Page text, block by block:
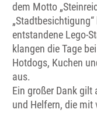
dem Motto
entstandene Lego-
klangen die Tage
Hotdogs, Kuchen
aus.
Ein großer Dank
und Helfern, die mit